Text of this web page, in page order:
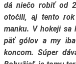
dá niečo robiť od
otočili, aj tento
manku. V hokeji sa
päť gólov a my
koncom. Súper